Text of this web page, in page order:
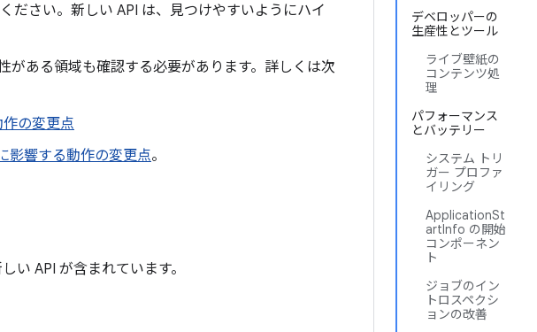
デベロッパーの
生産性とツール
ライブ壁紙の
コンテンツ処
理
パフォーマンス
とバッテリー
システム トリ
ガー プロファ
イリング
ApplicationSt
artInfo の開始
コンポーネン
ト
ジョブのイン
トロスペクシ
ョンの改善
ださい。新しい API は、見つけやすいようにハイ
がある領域も確認する必要があります。詳しくは次
の変更点
影響する動作の変更点。
い API が含まれています。